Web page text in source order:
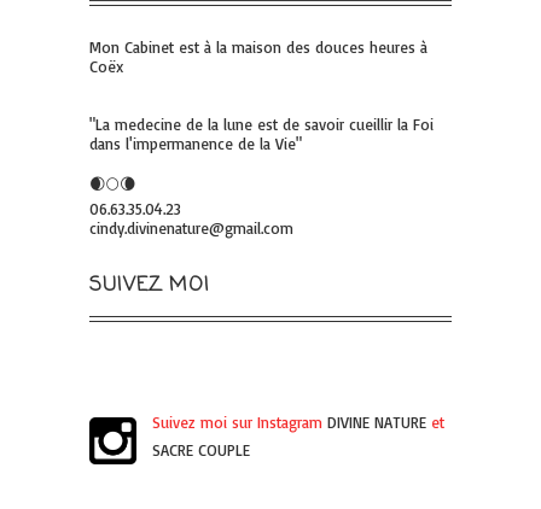
Mon Cabinet est à la maison des douces heures à
Coëx
"La medecine de la lune est de savoir cueillir la Foi
dans l'impermanence de la Vie"
🌒🌕🌘
06.63.35.04.23
cindy.divinenature@gmail.com
SUIVEZ MOI
Suivez moi sur Instagram DIVINE NATURE et
SACRE COUPLE